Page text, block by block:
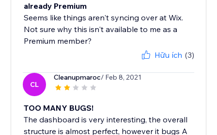
already Premium
Seems like things aren't syncing over at Wix.
Not sure why this isn't available to me as a
Premium member?
Hữu ích (3)
CL
Cleanupmaroc/ Feb 8, 2021
TOO MANY BUGS!
The dashboard is very interesting, the overall
structure is almost perfect, however it bugs A